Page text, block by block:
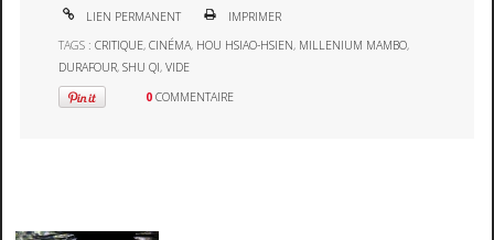
LIEN PERMANENT
IMPRIMER
TAGS :CRITIQUE,CINÉMA, HOU HSIAO-HSIEN, MILLENIUM MAMBO,
DURAFOUR,SHU QI,VIDE
0 COMMENTAIRE